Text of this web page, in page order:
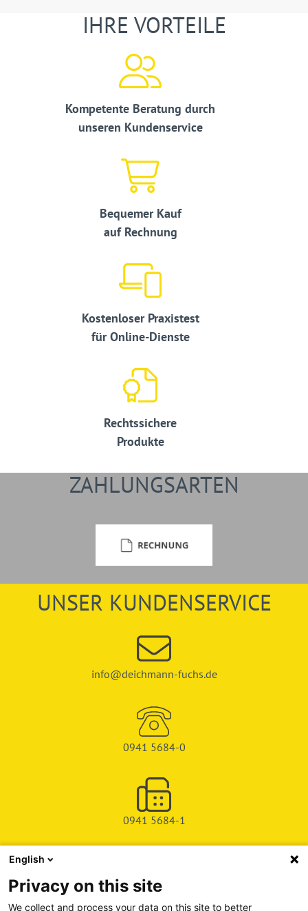
IHRE VORTEILE
Kompetente Beratung durch
unseren Kundenservice
Bequemer Kauf
auf Rechnung
Kostenloser Praxistest
für Online-Dienste
Rechtssichere
Produkte
ZAHLUNGSARTEN
UNSER KUNDENSERVICE
info@deichmann-fuchs.de
0941 5684-0
0941 5684-1
SHOP
SERVICE & SUPPORT
English
Privacy on this site
We collect and process your data on this site to better